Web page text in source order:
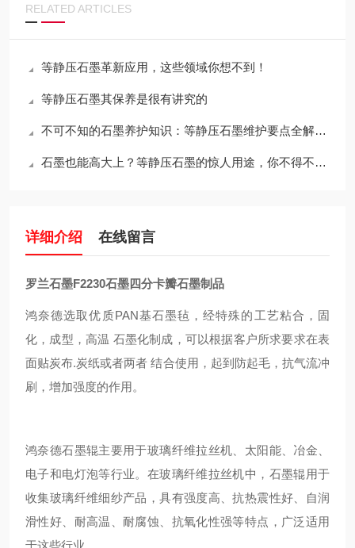
RELATED ARTICLES
等静压石墨革新应用，这些领域你想不到！
等静压石墨其保养是很有讲究的
不可不知的石墨养护知识：等静压石墨维护要点全解析！
石墨也能高大上？等静压石墨的惊人用途，你不得不知！
详细介绍 在线留言
罗兰石墨F2230石墨四分卡瓣石墨制品
鸿奈德选取优质PAN基石墨毡，经特殊的工艺粘合，固
化，成型，高温 石墨化制成，可以根据客户所求要求在表
面贴炭布.炭纸或者两者 结合使用，起到防起毛，抗气流冲
刷，增加强度的作用。
鸿奈德石墨辊主要用于玻璃纤维拉丝机、太阳能、冶金、
电子和电灯泡等行业。在玻璃纤维拉丝机中，石墨辊用于
收集玻璃纤维细纱产品，具有强度高、抗热震性好、自润
滑性好、耐高温、耐腐蚀、抗氧化性强等特点，广泛适用
于这些行业。